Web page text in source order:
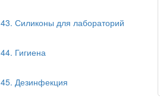
43. Силиконы для лабораторий
44. Гигиена
45. Дезинфекция